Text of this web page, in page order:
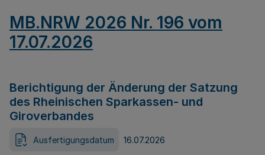
MB.NRW 2026 Nr. 196 vom
17.07.2026
Berichtigung der Änderung der Satzung
des Rheinischen Sparkassen- und
Giroverbandes
Ausfertigungsdatum 16.07.2026